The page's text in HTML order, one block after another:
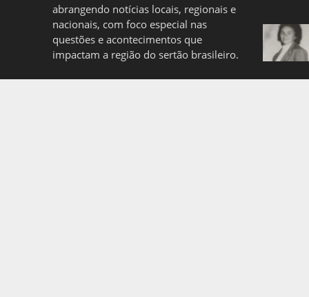
abrangendo notícias locais, regionais e
nacionais, com foco especial nas
questões e acontecimentos que
impactam a região do sertão brasileiro.